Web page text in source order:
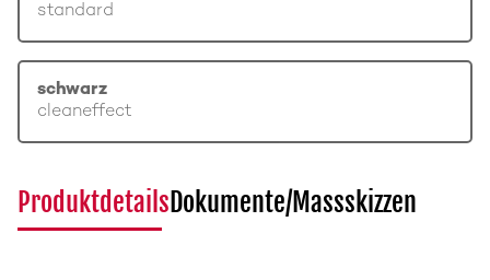
standard
schwarz
cleaneffect
ProduktdetailsDokumente/Massskizzen